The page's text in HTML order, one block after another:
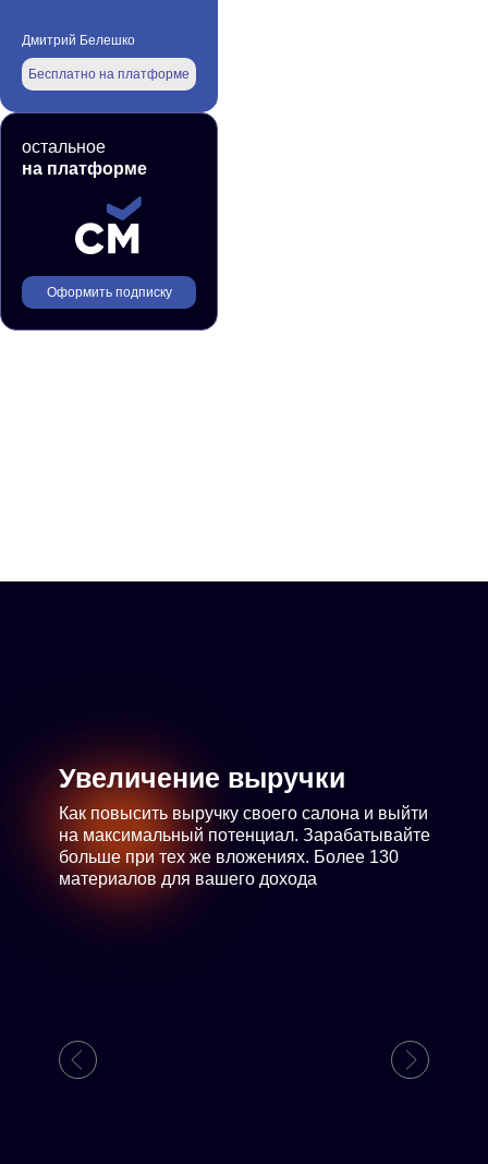
Бесплатно на платформе
Дмитрий Белешко
остальное
на платформе
Оформить подписку
Увеличение выручки
Как повысить выручку своего салона и выйти
на максимальный потенциал. Зарабатывайте
больше при тех же вложениях. Более 130
материалов для вашего дохода